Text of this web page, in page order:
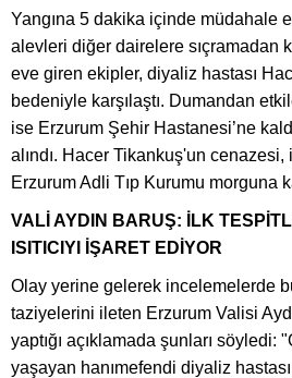
Yangına 5 dakika içinde müdahale
alevleri diğer dairelere sıçramadan
eve giren ekipler, diyaliz hastası
bedeniyle karşılaştı. Dumandan
ise Erzurum Şehir Hastanesi’ne
alındı. Hacer Tikankuş'un
Erzurum Adli Tıp Kurumu morguna
VALİ AYDIN BARUŞ: İLK
ISITICIYI İŞARET EDİYOR
Olay yerine gelerek incelemelerde
taziyelerini ileten Erzurum Valisi
yaptığı açıklamada şunları söyledi:
yaşayan hanımefendi diyaliz